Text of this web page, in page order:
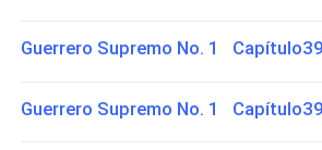
Guerrero Supremo No. 1
Guerrero Supremo No. 1